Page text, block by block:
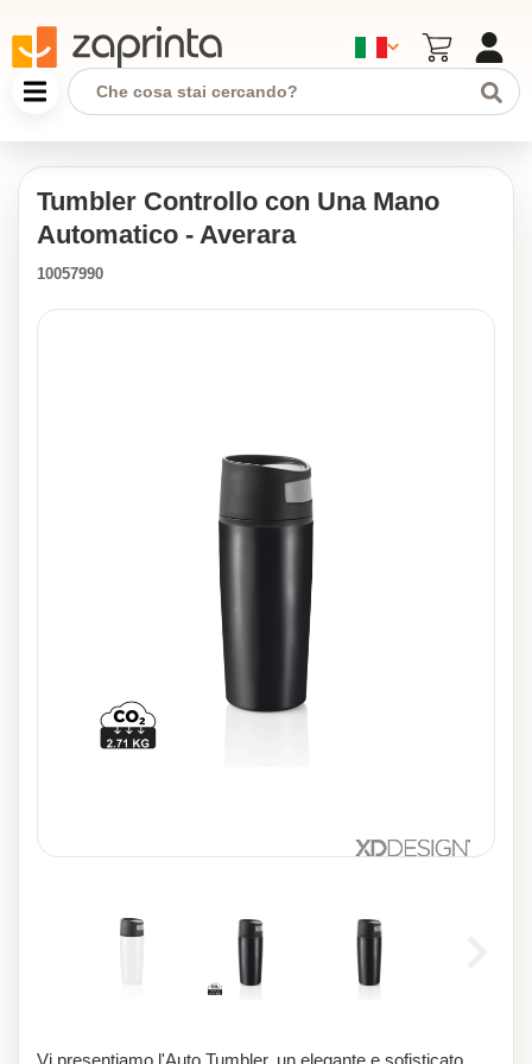
Tumbler Controllo con Una Mano
Automatico - Averara
10057990
Vi presentiamo l'Auto Tumbler, un elegante e sofisticato